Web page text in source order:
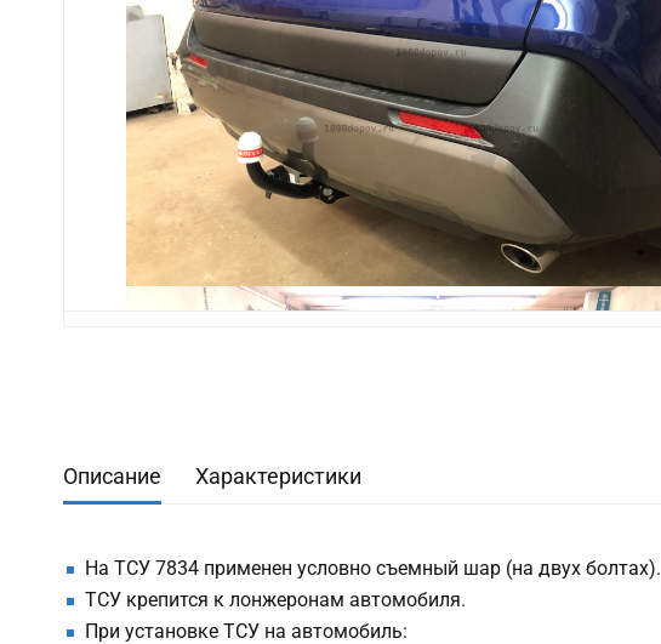
Описание Характеристики
На ТСУ 7834 применен условно съемный шар (на двух болтах).
ТСУ крепится к лонжеронам автомобиля.
При установке ТСУ на автомобиль: